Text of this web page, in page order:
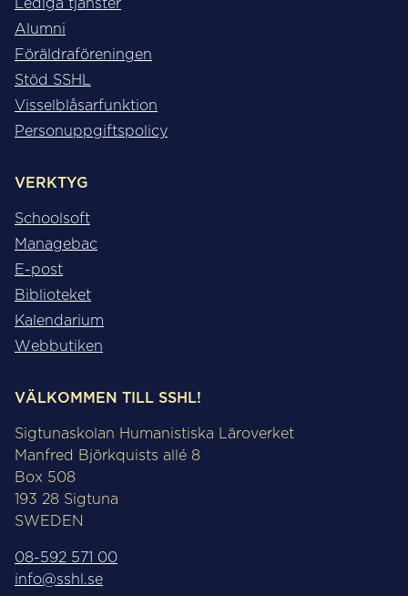
Lediga tjänster
Alumni
Föräldraföreningen
Stöd SSHL
Visselblåsarfunktion
Personuppgiftspolicy
VERKTYG
Schoolsoft
Managebac
E-post
Biblioteket
Kalendarium
Webbutiken
VÄLKOMMEN TILL SSHL!
Sigtunaskolan Humanistiska Läroverket
Manfred Björkquists allé 8
Box 508
193 28 Sigtuna
SWEDEN
08-592 571 00
info@sshl.se